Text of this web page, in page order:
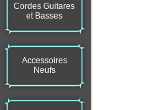
Cordes Guitares
et Basses
Accessoires
Neufs